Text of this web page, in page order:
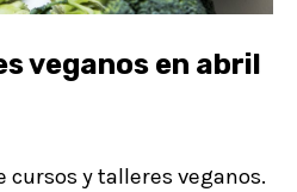
veganos en abril
cursos y talleres veganos.